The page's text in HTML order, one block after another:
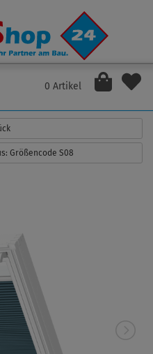
0 Artikel
Größencode S08